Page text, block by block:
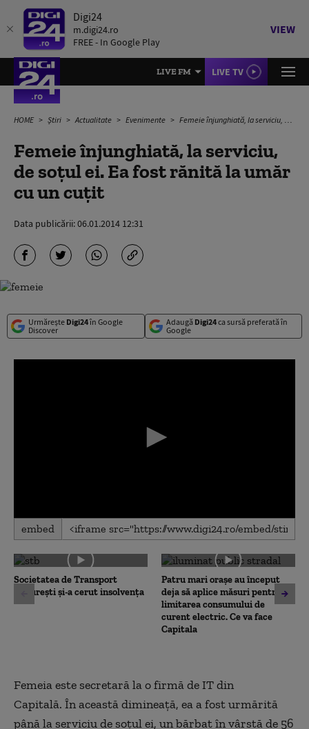
Digi24
m.digi24.ro
FREE - In Google Play
VIEW
LIVE FM LIVE TV
HOME Știri Actualitate Evenimente Femeie înjunghiată, la serviciu, de soțul ei. Ea fost rănită la umăr cu un cuțit
Femeie înjunghiată, la serviciu,
de soțul ei. Ea fost rănită la umăr
cu un cuțit
Data publicării:06.01.2014 12:31
Urmărește Digi24în Google
Discover
Adaugă Digi24ca sursă preferată în
Google
0
seconds
0
seconds
embed
Societatea de Transport
București și-a cerut insolvența
Patru mari orașe au început
deja să aplice măsuri pentru
limitarea consumului de
curent electric. Ce va face
Capitala
Femeia este secretară la o firmă de IT din
Capitală. În această dimineață, ea a fost urmărită
până la serviciu de soțul ei, un bărbat în vârstă de 56